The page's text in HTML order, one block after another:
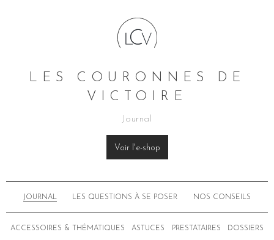
LES COURONNES DE
VICTOIRE
Journal
Voir l'e-shop
JOURNAL LES QUESTIONS À SE POSER NOS CONSEILS
ACCESSOIRES & THÉMATIQUES ASTUCES PRESTATAIRES DOSSIERS